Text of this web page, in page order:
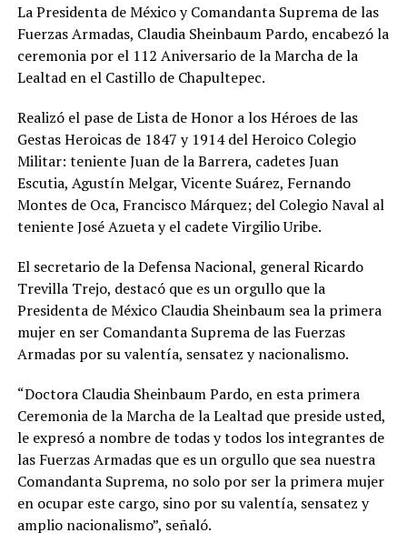
La Presidenta de México y Comandanta Suprema de las
Fuerzas Armadas, Claudia Sheinbaum Pardo, encabezó la
ceremonia por el 112 Aniversario de la Marcha de la
Lealtad en el Castillo de Chapultepec.
Realizó el pase de Lista de Honor a los Héroes de las
Gestas Heroicas de 1847 y 1914 del Heroico Colegio
Militar: teniente Juan de la Barrera, cadetes Juan
Escutia, Agustín Melgar, Vicente Suárez, Fernando
Montes de Oca, Francisco Márquez; del Colegio Naval al
teniente José Azueta y el cadete Virgilio Uribe.
El secretario de la Defensa Nacional, general Ricardo
Trevilla Trejo, destacó que es un orgullo que la
Presidenta de México Claudia Sheinbaum sea la primera
mujer en ser Comandanta Suprema de las Fuerzas
Armadas por su valentía, sensatez y nacionalismo.
“Doctora Claudia Sheinbaum Pardo, en esta primera
Ceremonia de la Marcha de la Lealtad que preside usted,
le expresó a nombre de todas y todos los integrantes de
las Fuerzas Armadas que es un orgullo que sea nuestra
Comandanta Suprema, no solo por ser la primera mujer
en ocupar este cargo, sino por su valentía, sensatez y
amplio nacionalismo”, señaló.